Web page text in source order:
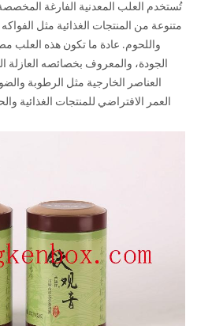
تُستخدم العلب المعدنية الفارغة
متنوعة من المنتجات الغذائية مثل
واللحوم. عادة ما تكون هذه العلب
الجودة، والمعروف بخصائصه العازلة
العناصر الخارجية مثل الرطوبة
العمر الافتراضي للمنتجات الغذائية